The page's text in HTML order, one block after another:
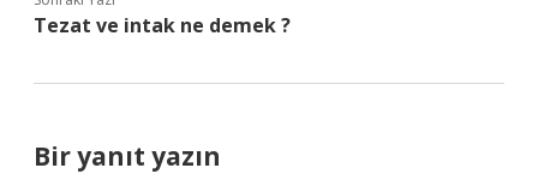
Tezat ve intak ne demek ?
Bir yanıt yazın